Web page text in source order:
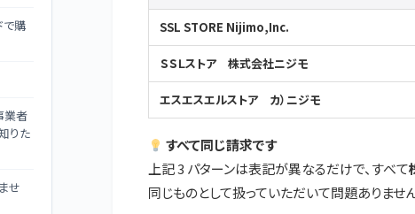
で購
業者
りた
せ
SSL STORE Nijimo,Inc.
ＳＳＬストア 株式会社ニジモ
エスエスエルストア カ）ニジモ
すべて同じ請求です
上記 3 パターンは表記が異なるだけで、すべて
同じものとして扱っていただいて問題ありません